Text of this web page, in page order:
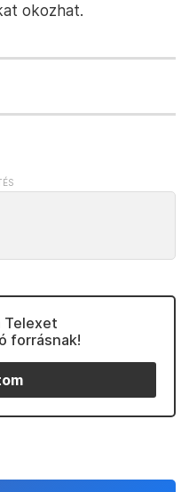
okozhat.
Telexet
forrásnak!